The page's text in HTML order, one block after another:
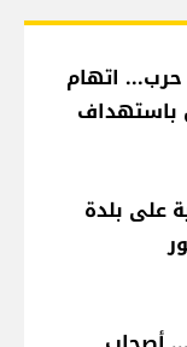
حرب... اتهام
باستهداف
على بلدة